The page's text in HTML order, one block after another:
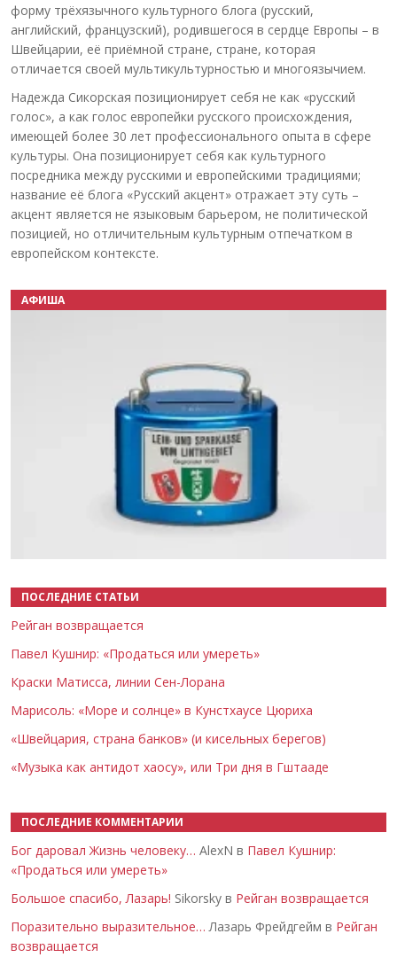
форму трёхязычного культурного блога (русский,
английский, французский), родившегося в сердце Европы – в
Швейцарии, её приёмной стране, стране, которая
отличается своей мультикультурностью и многоязычием.
Надежда Сикорская позиционирует себя не как «русский
голос», а как голос европейки русского происхождения,
имеющей более 30 лет профессионального опыта в сфере
культуры. Она позиционирует себя как культурного
посредника между русскими и европейскими традициями;
название её блога «Русский акцент» отражает эту суть –
акцент является не языковым барьером, не политической
позицией, но отличительным культурным отпечатком в
европейском контексте.
АФИША
ПОСЛЕДНИЕ СТАТЬИ
Рейган возвращается
Павел Кушнир: «Продаться или умереть»
Краски Матисса, линии Сен-Лорана
Марисоль: «Море и солнце» в Кунстхаусе Цюриха
«Швейцария, страна банков» (и кисельных берегов)
«Музыка как антидот хаосу», или Три дня в Гштааде
ПОСЛЕДНИЕ КОММЕНТАРИИ
Бог даровал Жизнь человеку… AlexN в Павел Кушнир:
«Продаться или умереть»
Большое спасибо, Лазарь! Sikorsky в Рейган возвращается
Поразительно выразительное… Лазарь Фрейдгейм в Рейган
возвращается